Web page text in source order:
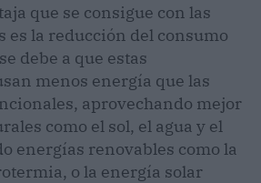
que se consigue con las
es la reducción del consumo
debe a que estas
menos energía que las
aprovechando mejor
como el sol, el agua y el
energías renovables como la
o la energía solar